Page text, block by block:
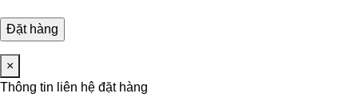
×
Thông tin liên hệ đặt hàng